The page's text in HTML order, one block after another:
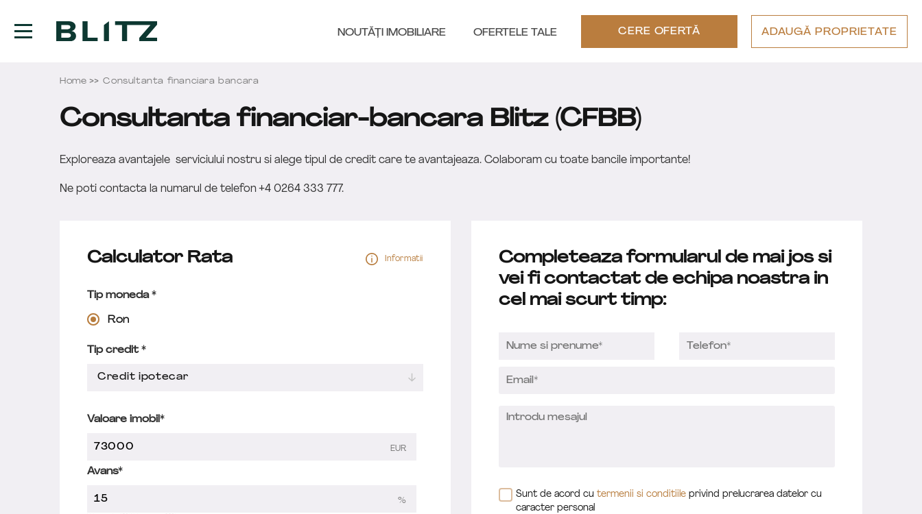
NOUTĂȚI IMOBILIARE OFERTELE TALE CERE OFERTĂ ADAUGĂ PROPRIETATE
Home Consultanta financiara bancara
Consultanta financiar-bancara Blitz (CFBB)
Exploreaza avantajele serviciului nostru si alege tipul de credit care te avantajeaza. Colaboram cu toate bancile importante!
Ne poti contacta la numarul de telefon +4 0264 333 777.
Calculator Rata Informatii
Tip moneda *
Ron
Tip credit *
Credit ipotecar
Valoare imobil*
EUR
Avans*
%
Completeaza formularul de mai jos si
vei fi contactat de echipa noastra in
cel mai scurt timp:
Sunt de acord cu termenii si conditiile privind prelucrarea datelor cu
caracter personal